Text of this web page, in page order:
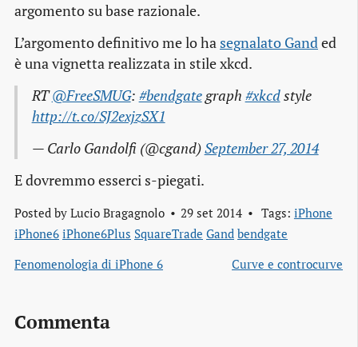
argomento su base razionale.
L’argomento definitivo me lo ha segnalato Gand ed
è una vignetta realizzata in stile xkcd.
RT@FreeSMUG: #bendgategraph #xkcdstyle
http://t.co/SJ2exjzSX1
— Carlo Gandolfi (@cgand)September 27, 2014
E dovremmo esserci s-piegati.
Posted by Lucio Bragagnolo 29 set 2014 Tags: iPhone
iPhone6 iPhone6Plus SquareTrade Gand bendgate
Fenomenologia di iPhone 6
Curve e controcurve
Commenta